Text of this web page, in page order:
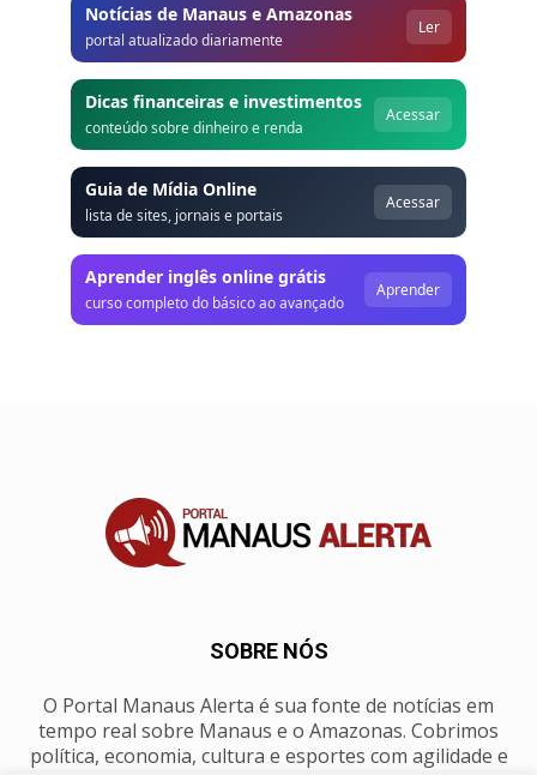
Notícias de Manaus e Amazonas
portal atualizado diariamente
Ler
Dicas financeiras e investimentos
conteúdo sobre dinheiro e renda
Acessar
Guia de Mídia Online
lista de sites, jornais e portais
Acessar
Aprender inglês online grátis
curso completo do básico ao avançado
Aprender
SOBRE NÓS
O Portal Manaus Alerta é sua fonte de notícias em
tempo real sobre Manaus e o Amazonas. Cobrimos
política, economia, cultura e esportes com agilidade e